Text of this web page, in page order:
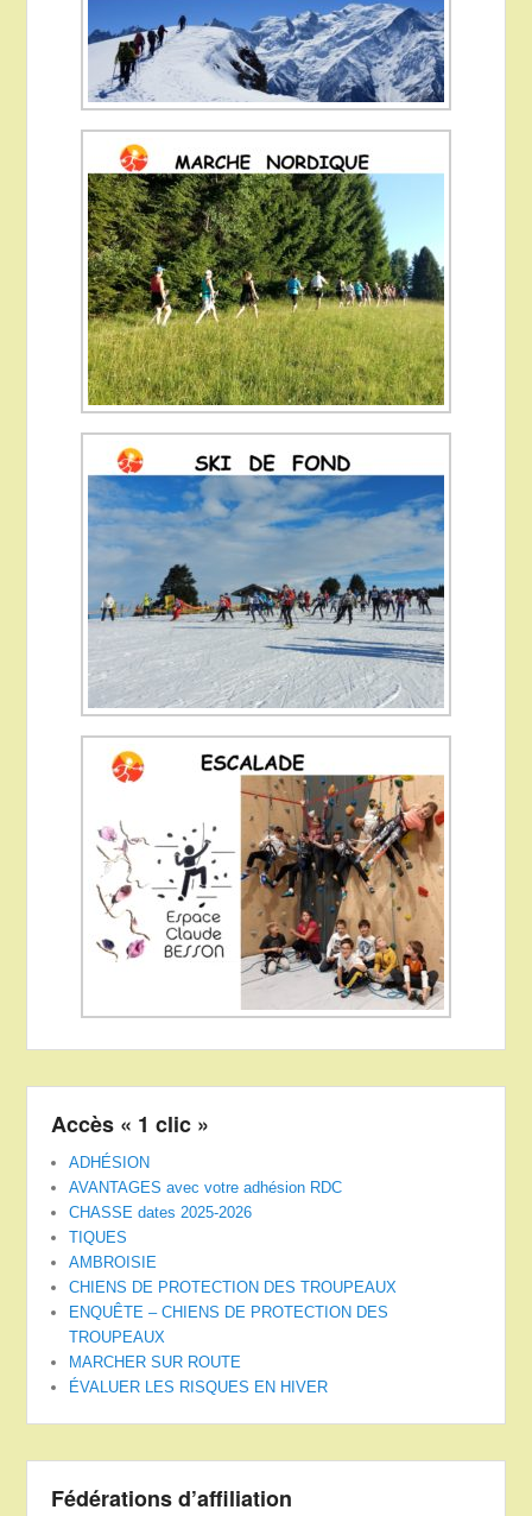
Accès « 1 clic »
ADHÉSION
AVANTAGES avec votre adhésion RDC
CHASSE dates 2025-2026
TIQUES
AMBROISIE
CHIENS DE PROTECTION DES TROUPEAUX
ENQUÊTE – CHIENS DE PROTECTION DES
TROUPEAUX
MARCHER SUR ROUTE
ÉVALUER LES RISQUES EN HIVER
Fédérations d’affiliation